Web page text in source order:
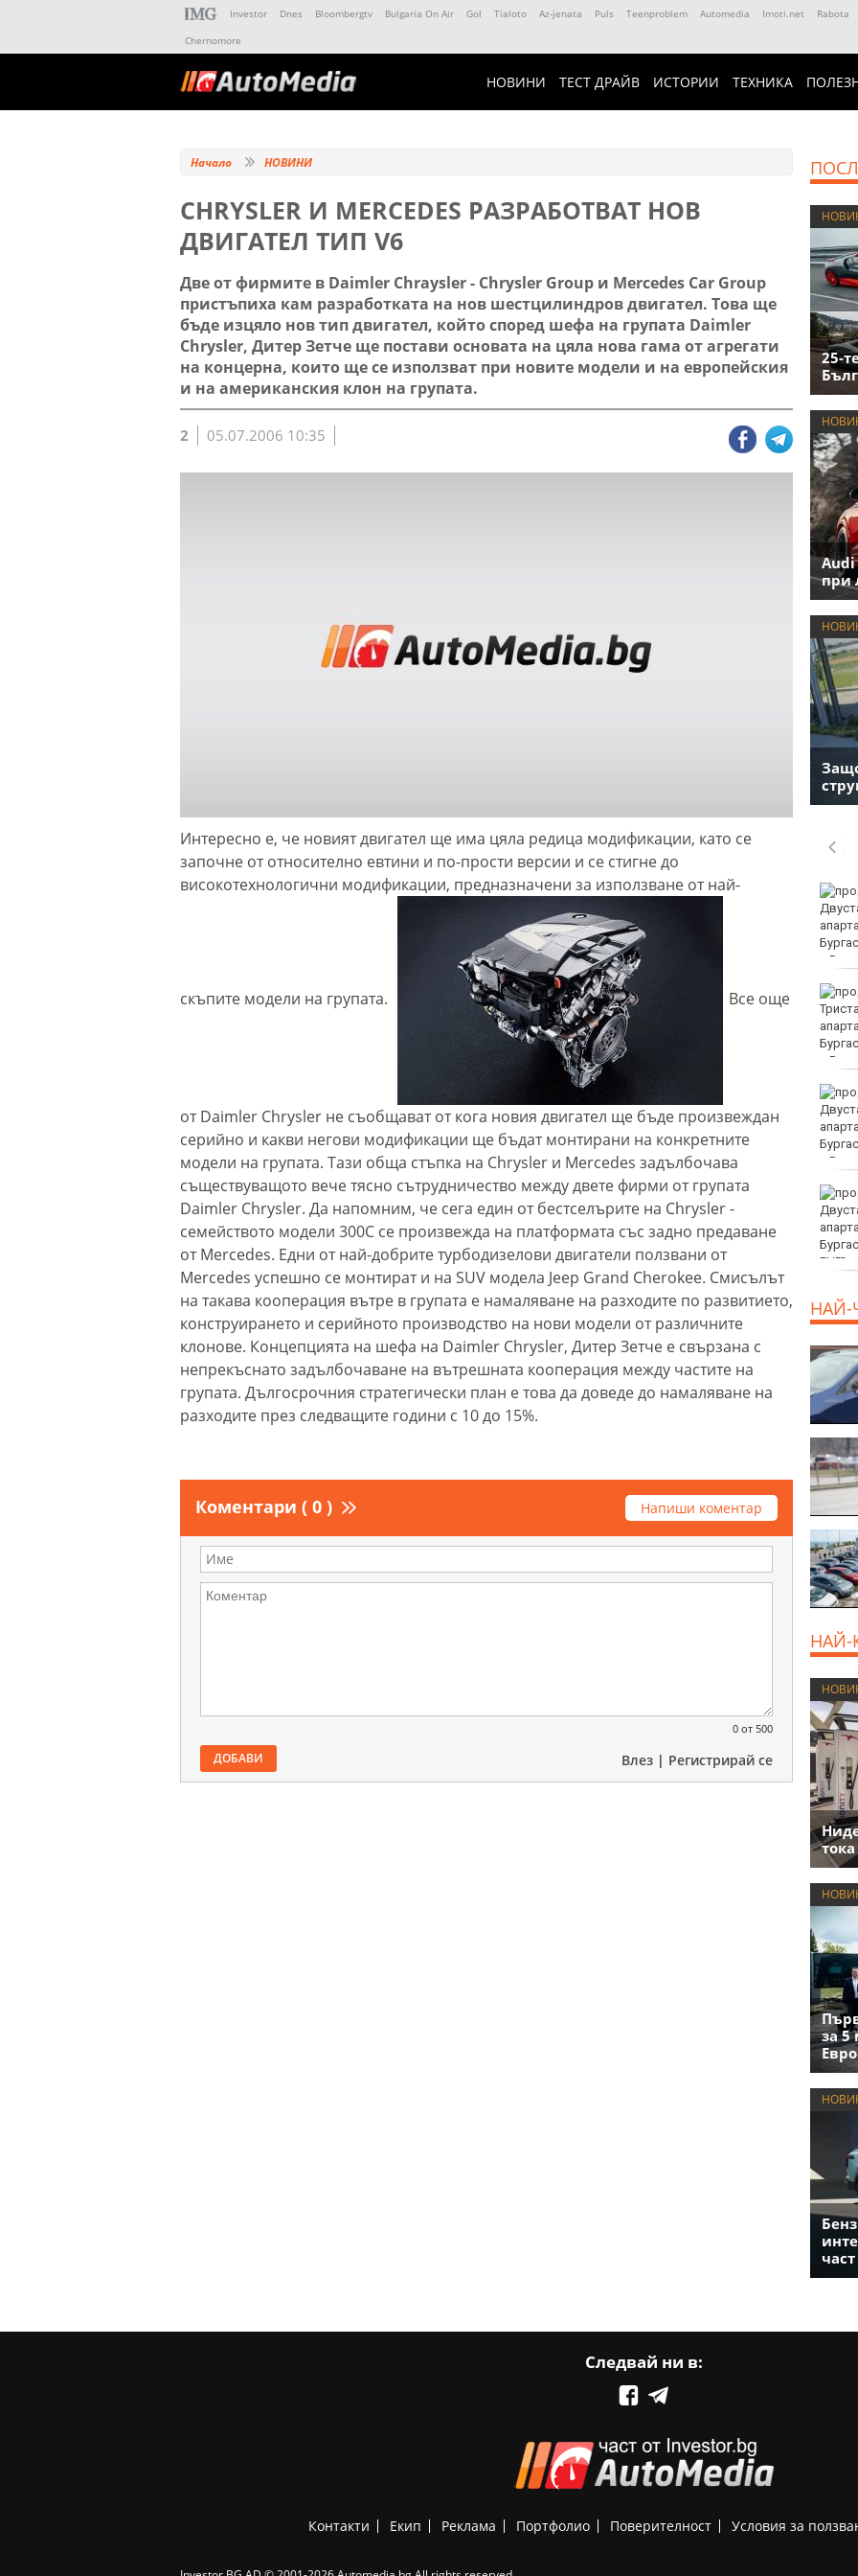
Investor Dnes Bloombergtv Bulgaria On Air Gol Tialoto Az-jenata Puls Teenproblem Automedia Imoti.net Rabota
Chernomore
НОВИНИ ТЕСТ ДРАЙВ ИСТОРИИ ТЕХНИКА
Начало НОВИНИ
CHRYSLER И MERCEDES РАЗРАБОТВАТ НОВ
ДВИГАТЕЛ ТИП V6
Две от фирмите в Daimler Chraysler - Chrysler Group и Mercedes Car Group
пристъпиха кам разработката на нов шестцилиндров двигател. Това ще
бъде изцяло нов тип двигател, който според шефа на групата Daimler
Chrysler, Дитер Зетче ще постави основата на цяла нова гама от агрегати
на концерна, които ще се използват при новите модели и на европейския
и на американския клон на групата.
2 05.07.2006 10:35
Интересно е, че новият двигател ще има цяла редица модификации, като се
започне от относително евтини и по-прости версии и се стигне до
високотехнологични модификации, предназначени за използване от най-
скъпите модели на групата. Все още
от Daimler Chrysler не съобщават от кога новия двигател ще бъде произвеждан
серийно и какви негови модификации ще бъдат монтирани на конкретните
модели на групата. Тази обща стъпка на Chrysler и Mercedes задълбочава
съществуващото вече тясно сътрудничество между двете фирми от групата
Daimler Chrysler. Да напомним, че сега един от бестселърите на Chrysler -
семейството модели 300С се произвежда на платформата със задно предаване
от Mercedes. Едни от най-добрите турбодизелови двигатели ползвани от
Mercedes успешно се монтират и на SUV модела Jeep Grand Cherokee. Смисълът
на такава кооперация вътре в групата е намаляване на разходите по развитието,
конструирането и серийното производство на нови модели от различните
клонове. Концепцията на шефа на Daimler Chrysler, Дитер Зетче е свързана с
непрекъснато задълбочаване на вътрешната кооперация между частите на
групата. Дългосрочния стратегически план е това да доведе до намаляване на
разходите през следващите години с 10 до 15%.
Коментари ( 0 ) Напиши коментар
0 от 500
ДОБАВИ Влез | Регистрирай се
25-
при
Мачовете и спортът по
Виц на деня - 6 август
катастрофи у нас през
последните 24 часа
Времето във Варна на 6
август 2026
EUR
НАЙ-
НАЙ-
за 5
част
Следвай ни в:
Контакти Екип Реклама Портфолио Поверителност Условия за